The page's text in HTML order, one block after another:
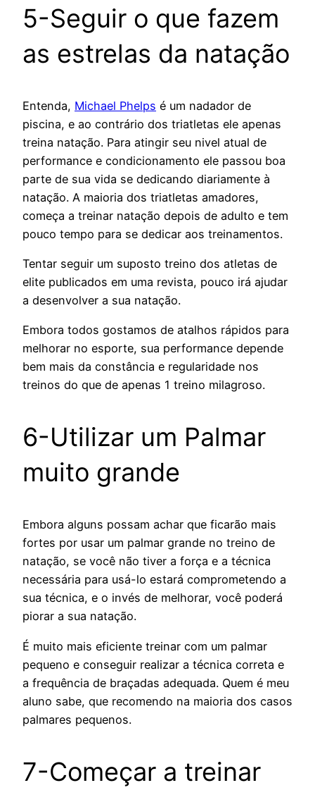
5-Seguir o que fazem
as estrelas da natação
Entenda, Michael Phelps é um nadador de
piscina, e ao contrário dos triatletas ele apenas
treina natação. Para atingir seu nivel atual de
performance e condicionamento ele passou boa
parte de sua vida se dedicando diariamente à
natação. A maioria dos triatletas amadores,
começa a treinar natação depois de adulto e tem
pouco tempo para se dedicar aos treinamentos.
Tentar seguir um suposto treino dos atletas de
elite publicados em uma revista, pouco irá ajudar
a desenvolver a sua natação.
Embora todos gostamos de atalhos rápidos para
melhorar no esporte, sua performance depende
bem mais da constância e regularidade nos
treinos do que de apenas 1 treino milagroso.
6-Utilizar um Palmar
muito grande
Embora alguns possam achar que ficarão mais
fortes por usar um palmar grande no treino de
natação, se você não tiver a força e a técnica
necessária para usá-lo estará comprometendo a
sua técnica, e o invés de melhorar, você poderá
piorar a sua natação.
É muito mais eficiente treinar com um palmar
pequeno e conseguir realizar a técnica correta e
a frequência de braçadas adequada. Quem é meu
aluno sabe, que recomendo na maioria dos casos
palmares pequenos.
7-Começar a treinar